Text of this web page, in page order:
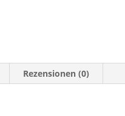
Rezensionen (0)